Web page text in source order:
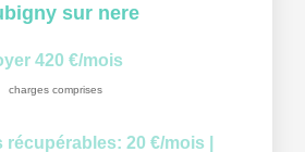
sur nere
420 €/mois
charges comprises
récupérables: 20 €/mois